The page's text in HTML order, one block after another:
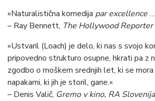
»Naturalistična komedija par excellence
– Ray Bennett, The Hollywood Reporter
»Ustvaril (Loach) je delo, ki nas s svojo
pripovedno strukturo osupne, hkrati pa z
zgodbo o moškem srednjih let, ki se
napakami, ki jih je storil, gane.«
– Denis Valič, Gremo v kino, RA Slovenija